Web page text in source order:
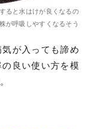
ると水はけが良くなるの
が呼吸しやすくなるそう
が入っても諦め
良い使い方を模